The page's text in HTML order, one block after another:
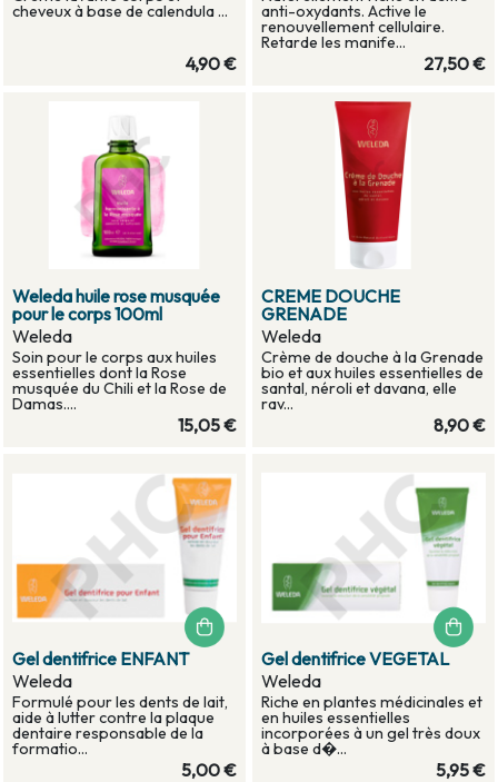
cheveux à base de calendula ...
4,90 €
anti-oxydants. Active le
renouvellement cellulaire.
Retarde les manife...
27,50 €
Weleda huile rose musquée
pour le corps 100ml
Weleda
Soin pour le corps aux huiles
essentielles dont la Rose
musquée du Chili et la Rose de
Damas....
15,05 €
CREME DOUCHE
GRENADE
Weleda
Crème de douche à la Grenade
bio et aux huiles essentielles de
santal, néroli et davana, elle
rav...
8,90 €
Gel dentifrice ENFANT
Weleda
Formulé pour les dents de lait,
aide à lutter contre la plaque
dentaire responsable de la
formatio...
5,00 €
Gel dentifrice VEGETAL
Weleda
Riche en plantes médicinales et
en huiles essentielles
incorporées à un gel très doux
à base d�...
5,95 €